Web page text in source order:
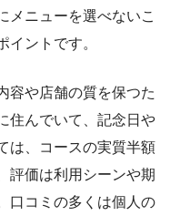
メニューを選べないこ
イントです。
容や店舗の質を保つた
住んでいて、記念日や
は、コースの実質半額
評価は利用シーンや期
口コミの多くは個人の